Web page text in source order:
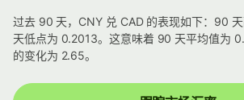
过去 90 天，CNY 兑 CAD 的表现如下：90
天低点为 0.2013。这意味着 90 天平均值为
的变化为 2.65。